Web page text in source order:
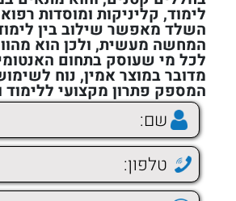
לימוד, קליניקות ומוסדות
השלד מאפשר שילוב בין
המחשה מעשית, ולכן הוא
לכל מי שעוסק בתחום
מדובר במוצר אמין, נוח
המספק פתרון מקצועי ללימוד